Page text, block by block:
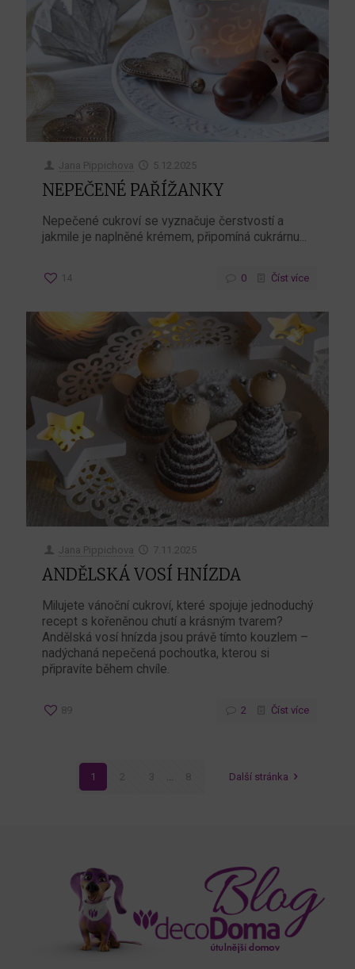
Jana Pippichova 5.12.2025
NEPEČENÉ PAŘÍŽANKY
Nepečené cukroví se vyznačuje čerstvostí a
jakmile je naplněné krémem, připomíná cukrárnu...
14 0 Číst více
Jana Pippichova 7.11.2025
ANDĚLSKÁ VOSÍ HNÍZDA
Milujete vánoční cukroví, které spojuje jednoduchý
recept s kořeněnou chutí a krásným tvarem?
Andělská vosí hnízda jsou právě tímto kouzlem –
nadýchaná nepečená pochoutka, kterou si
připravíte během chvíle.
89 2 Číst více
1 2 3 ... 8 Další stránka